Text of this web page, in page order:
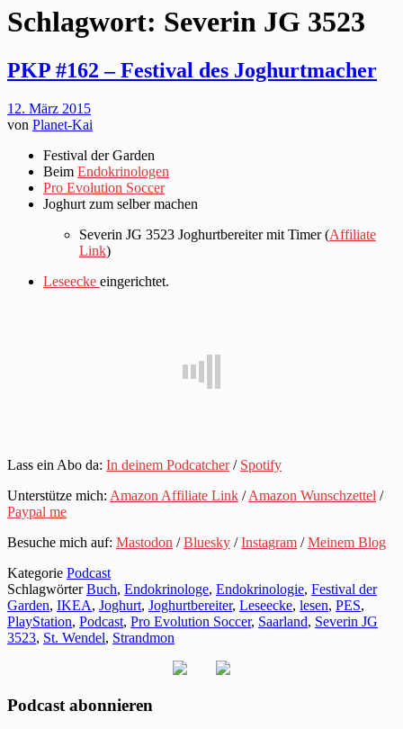
Schlagwort: Severin JG 3523
PKP #162 – Festival des Joghurtmacher
12. März 2015
von Planet-Kai
Festival der Garden
Beim Endokrinologen
Pro Evolution Soccer
Joghurt zum selber machen
Severin JG 3523 Joghurtbereiter mit Timer (Affiliate
Link)
Leseecke eingerichtet.
Lass ein Abo da: In deinem Podcatcher/ Spotify
Unterstütze mich: Amazon Affiliate Link /Amazon Wunschzettel /
Paypal me
Besuche mich auf: Mastodon /Bluesky /Instagram /Meinem Blog
Kategorie Podcast
SchlagwörterBuch, Endokrinologe, Endokrinologie, Festival der
Garden, IKEA, Joghurt, Joghurtbereiter, Leseecke, lesen, PES,
PlayStation, Podcast, Pro Evolution Soccer, Saarland, Severin JG
3523, St. Wendel, Strandmon
Podcast abonnieren